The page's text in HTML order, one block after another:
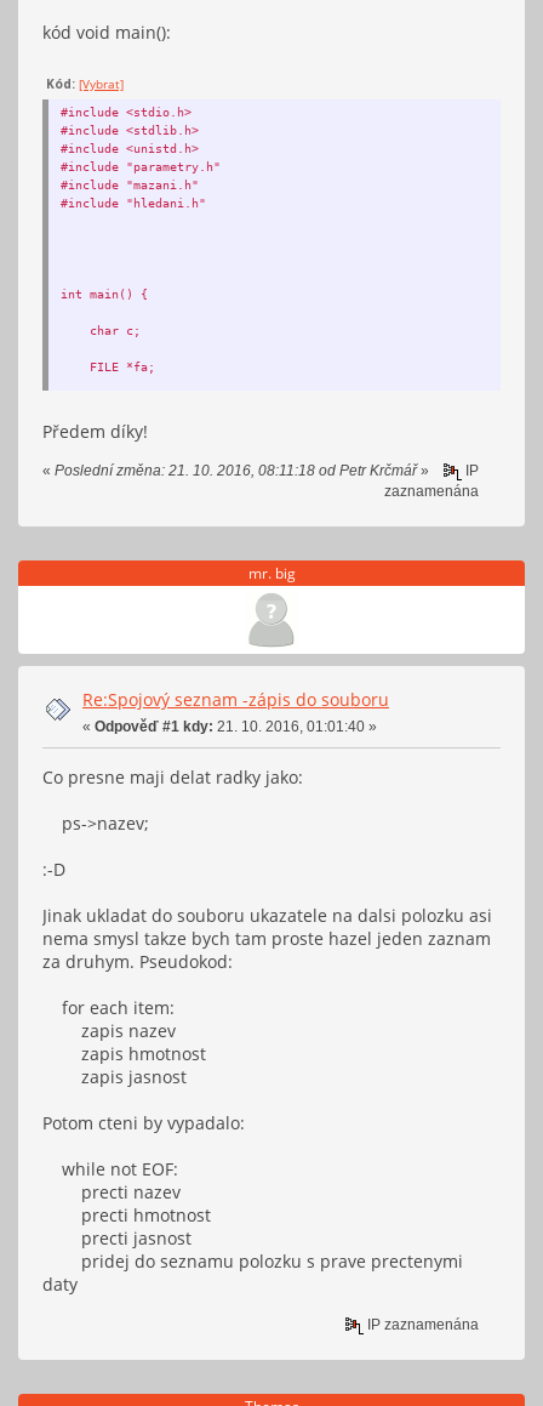
void pridat_nazev(KATALOG **pps, char nazev) {
KATALOG *ps;
ps = (KATALOG *) malloc(sizeof(KATALOG));
*pps = ps;
KATALOG *ps;
ps = (KATALOG *) malloc(sizeof(KATALOG));
printf("Chyba alokace paměti!\n");
return;
ps->nasledujici = *pps;
void pridat_hmotnost(KATALOG **pps, int hmotnost) {
KATALOG *ps;
ps = (KATALOG *) malloc(sizeof(KATALOG));
if (ps != NULL) {
printf("Chyba alokace paměti!\n");
}
ps->hmotnost;
ps->nasledujici = *pps;
*pps = ps;
kód void main():
Kód: [Vybrat]
#include <stdio.h>
#include <stdlib.h>
#include <unistd.h>
#include "parametry.h"
#include "mazani.h"
#include "hledani.h"
int main() {
char c;
FILE *fa;
if(fa == NULL) {
fputs("Nelze otevrit soubor!\n", stderr);
printf("Soubor uspesne otevren!\n");
// int choice = 0;
/* do {
choice = getchoice("Vyberte operaci: \n", menu); // Volani
printf("Zvolili jste: %c\n", choice);
} while(choice != 'q');
pridat_nazev(&ps, 0);
pridat_radialni_rychlost(&ps, 1);
pridat_hmotnost(&ps, 2);
return 0;
Předem díky!
« Poslední změna: 21. 10. 2016, 08:11:18 od Petr Krčmář»
IP
zaznamenána
mr. big
Re:Spojový seznam -zápis do souboru
« Odpověď #1 kdy: 21. 10. 2016, 01:01:40 »
Co presne maji delat radky jako:
ps->nazev;
:-D
Jinak ukladat do souboru ukazatele na dalsi polozku asi
nema smysl takze bych tam proste hazel jeden zaznam
za druhym. Pseudokod:
for each item:
zapis nazev
zapis hmotnost
zapis jasnost
Potom cteni by vypadalo:
while not EOF:
precti nazev
precti hmotnost
precti jasnost
pridej do seznamu polozku s prave prectenymi
daty
IP zaznamenána